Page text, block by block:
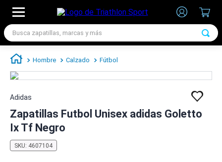
Busca zapatillas, marcas y más
Hombre Calzado Fútbol
Adidas
Zapatillas Futbol Unisex adidas Goletto
Ix Tf Negro
SKU: 4607104
4.
zapatillas adidas mujer
chimpunes
6.
zapatillas nike hombre